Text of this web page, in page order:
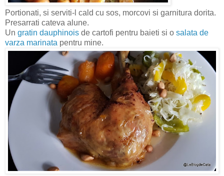
Portionati, si serviti-l cald cu sos, morcovi si garnitura dorita.
Presarrati cateva alune.
Un gratin dauphinois de cartofi pentru baieti si o salata de
varza marinata pentru mine.